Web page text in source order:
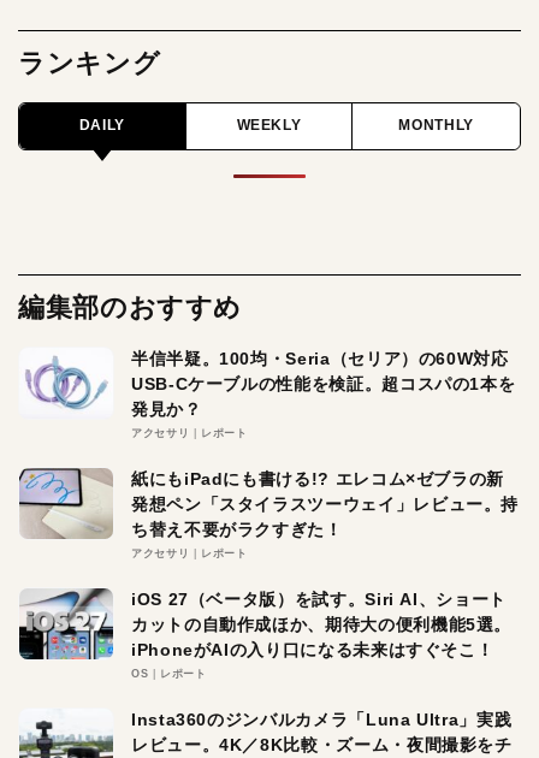
ランキング
DAILY WEEKLY MONTHLY
編集部のおすすめ
半信半疑。100均・Seria（セリア）の60W対応
USB-Cケーブルの性能を検証。超コスパの1本を
発見か？
アクセサリ レポート
紙にもiPadにも書ける!? エレコム×ゼブラの新
発想ペン「スタイラスツーウェイ」レビュー。持
ち替え不要がラクすぎた！
アクセサリ レポート
iOS 27（ベータ版）を試す。Siri AI、ショート
カットの自動作成ほか、期待大の便利機能5選。
iPhoneがAIの入り口になる未来はすぐそこ！
OS レポート
Insta360のジンバルカメラ「Luna Ultra」実践
レビュー。4K／8K比較・ズーム・夜間撮影をチ